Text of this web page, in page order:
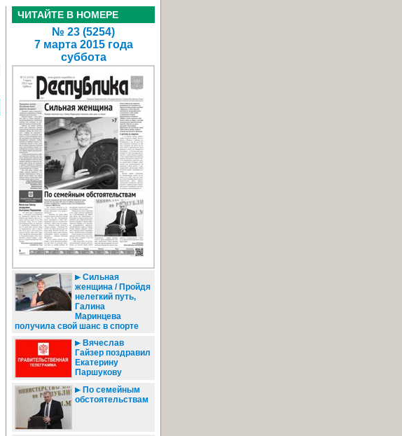
ЧИТАЙТЕ В НОМЕРЕ
№ 23 (5254)
7 марта 2015 года
суббота
Сильная
женщина / Пройдя
нелегкий путь,
Галина
Маринцева
получила свой шанс в спорте
Вячеслав
Гайзер поздравил
Екатерину
Паршукову
По семейным
обстоятельствам